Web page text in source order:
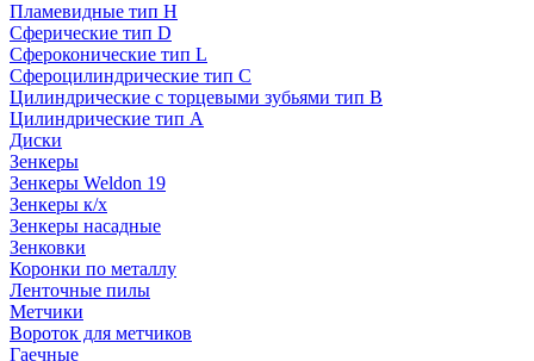
Пламевидные тип H
Сферические тип D
Сфероконические тип L
Сфероцилиндрические тип C
Цилиндрические с торцевыми зубьями тип B
Цилиндрические тип А
Диски
Зенкеры
Зенкеры Weldon 19
Зенкеры к/х
Зенкеры насадные
Зенковки
Коронки по металлу
Ленточные пилы
Метчики
Вороток для метчиков
Гаечные